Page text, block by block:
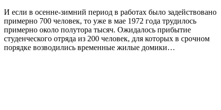
И если в осенне-зимний период в работах было задействовано
примерно 700 человек, то уже в мае 1972 года трудилось
примерно около полутора тысяч. Ожидалось прибытие
студенческого отряда из 200 человек, для которых в срочном
порядке возводились временные жилые домики…